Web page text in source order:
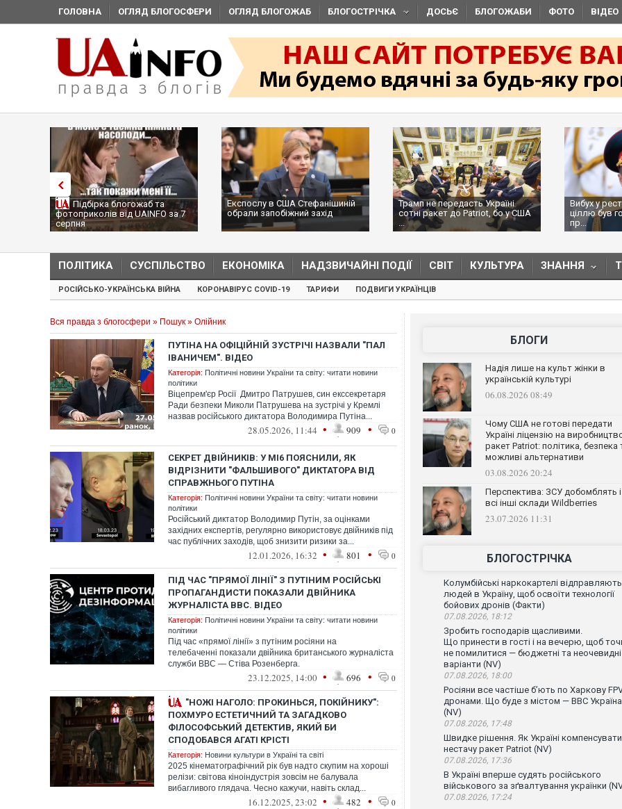
ГОЛОВНА ОГЛЯД БЛОГОСФЕРИ ОГЛЯД БЛОГОЖАБ БЛОГОСТРІЧКА ДОСЬЄ БЛОГОЖАБИ ФОТО ВІДЕО
Підбірка блогожаб та
фотоприколів від UAINFO за 7
серпня
Експослу в США Стефанішиній
обрали запобіжний захід
Трамп не передасть Україні
сотні ракет до Patriot, бо у США
...
Вибух у
ціллю був
пр...
ПОЛІТИКА СУСПІЛЬСТВО ЕКОНОМІКА НАДЗВИЧАЙНІ ПОДІЇ СВІТ КУЛЬТУРА ЗНАННЯ
РОСІЙСЬКО-УКРАЇНСЬКА ВІЙНА КОРОНАВІРУС COVID-19 ТАРИФИ ПОДВИГИ УКРАЇНЦІВ
Вся правда з блогосфери » Пошук » Олійник
ПУТІНА НА ОФІЦІЙНІЙ ЗУСТРІЧІ НАЗВАЛИ "ПАЛ
ІВАНИЧЕМ". ВІДЕО
Категорія: Політичні новини України та світу: читати новини
політики
Віцепрем'єр Росії Дмитро Патрушев, син екссекретаря
Ради безпеки Миколи Патрушева на зустрічі у Кремлі
назвав російського диктатора Володимира Путіна...
28.05.2026, 11:44 • 909 • 0
СЕКРЕТ ДВІЙНИКІВ: У МІ6 ПОЯСНИЛИ, ЯК
ВІДРІЗНИТИ "ФАЛЬШИВОГО" ДИКТАТОРА ВІД
СПРАВЖНЬОГО ПУТІНА
Категорія: Політичні новини України та світу: читати новини
політики
Російський диктатор Володимир Путін, за оцінками
західних експертів, регулярно використовує двійників під
час публічних заходів, щоб знизити ризики за...
12.01.2026, 16:32 • 801 • 0
ПІД ЧАС "ПРЯМОЇ ЛІНІЇ" З ПУТІНИМ РОСІЙСЬКІ
ПРОПАГАНДИСТИ ПОКАЗАЛИ ДВІЙНИКА
ЖУРНАЛІСТА BBC. ВІДЕО
Категорія: Політичні новини України та світу: читати новини
політики
Під час «прямої лінії» з путіним росіяни на
телебаченні показали двійника британського журналіста
служби BBC — Стіва Розенберга.
23.12.2025, 14:00 • 696 • 0
"НОЖІ НАГОЛО: ПРОКИНЬСЯ, ПОКІЙНИКУ":
ПОХМУРО ЕСТЕТИЧНИЙ ТА ЗАГАДКОВО
ФІЛОСОФСЬКИЙ ДЕТЕКТИВ, ЯКИЙ БИ
СПОДОБАВСЯ АГАТІ КРІСТІ
Категорія: Новини культури в Україні та світі
2025 кінематографічний рік був надто скупим на хороші
релізи: світова кіноіндустрія зовсім не балувала
вибагливого глядача. Чесно кажучи, навіть склад...
16.12.2025, 23:02 • 482 • 0
БЛОГИ
Надія лише на культ жінки в
українській культурі
06.08.2026 08:49
Чому США не готові передати
Україні ліцензію на
ракет Patriot: політика, безпека
можливі альтернативи
03.08.2026 20:24
Перспектива: ЗСУ добомблять і
всі інші склади Wildberries
23.07.2026 11:31
БЛОГОСТРІЧКА
Колумбійські наркокартелі відправляють
людей в Україну, щоб освоїти технології
бойових дронів (Факти)
07.08.2026, 18:12
Зробить господарів щасливими.
Що принести в гості і на вечерю, щоб
не помилитися — бюджетні та неочевидні
варіанти (NV)
07.08.2026, 18:00
Росіяни все частіше бʼють по Харкову
дронами. Що буде з містом — ВВС Україна
(NV)
07.08.2026, 17:48
Швидке рішення. Як Україні компенсувати
нестачу ракет Patriot (NV)
07.08.2026, 17:36
В Україні вперше судять російського
військового за зґвалтування українки
07.08.2026, 17:24